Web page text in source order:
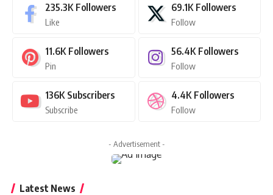
235.3K Followers
Like
69.1K Followers
Follow
11.6K Followers
Pin
56.4K Followers
Follow
136K Subscribers
Subscribe
4.4K Followers
Follow
- Advertisement -
Latest News